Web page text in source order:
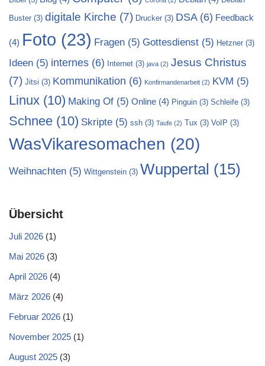
Buster (3) digitale Kirche (7) Drucker (3) DSA(6) Feedback
(4) Foto (23) Fragen (5) Gottesdienst (5) Hetzner (3)
Ideen (5) internes (6) Internet (3) java (2) Jesus Christus
(7) Jitsi (3) Kommunikation (6) Konfirmandenarbeit (2) KVM (5)
Linux (10) Making Of (5) Online (4) Pinguin (3) Schleife (3)
Schnee (10) Skripte (5) ssh (3) Taufe (2) Tux (3) VoIP (3)
WasVikaresomachen (20)
Weihnachten (5) Wittgenstein (3) Wuppertal (15)
Übersicht
Juli 2026 (1)
Mai 2026 (3)
April 2026 (4)
März 2026 (4)
Februar 2026 (1)
November 2025 (1)
August 2025 (3)